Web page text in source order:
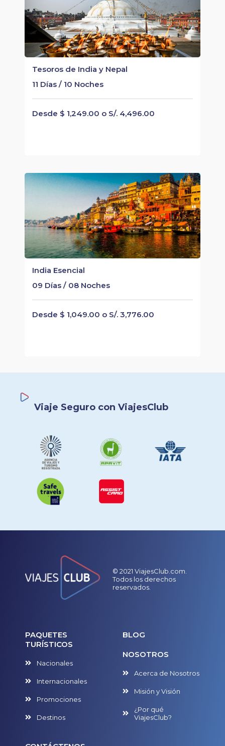
Tesoros de India y Nepal
11 Días / 10 Noches
Desde $ 1,249.00 o S/. 4,496.00
India Esencial
09 Días / 08 Noches
Desde $ 1,049.00 o S/. 3,776.00
Viaje Seguro con ViajesClub
© 2021 ViajesClub.com.
Todos los derechos
reservados.
PAQUETES
TURÍSTICOS
Nacionales
Internacionales
Promociones
Destinos
BLOG
NOSOTROS
Acerca de Nosotros
Misión y Visión
¿Por qué
ViajesClub?